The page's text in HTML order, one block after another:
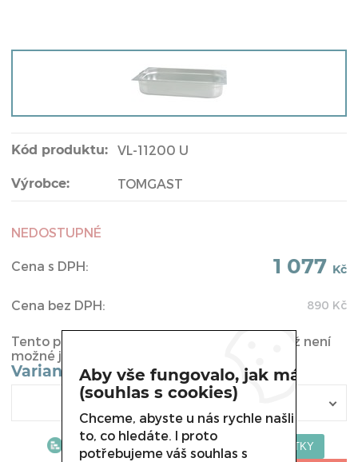
Kód produktu: VL-11200 U
Výrobce: TOMGAST
NEDOSTUPNÉ
Cena s DPH: 1 077 Kč
Cena bez DPH: 890 Kč
Tento produkt byl vyřazen z naší nabídky a již není
možné jej u nás koupit.
Varianta Aby vše fungovalo, jak má
(souhlas s cookies)
Chceme, abyste u nás rychle našli
to, co hledáte. I proto
potřebujeme váš souhlas s